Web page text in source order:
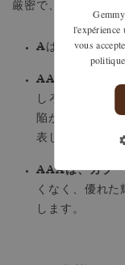
厳密で、3つの品質
Aは一般的な中
AA
しろ地元の小
陥が極めて少な
表します。
AAAは、カラ
くなく、優れ
します。
l'expérience
vous